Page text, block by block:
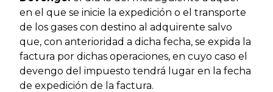
en el que se inicie la expedición o el transporte
de los gases con destino al adquirente salvo
que, con anterioridad a dicha fecha, se expida la
factura por dichas operaciones, en cuyo caso el
devengo del impuesto tendrá lugar en la fecha
de expedición de la factura.